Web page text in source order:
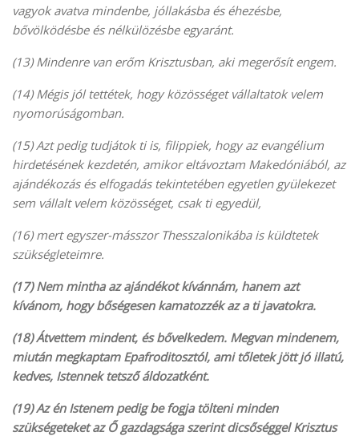
vagyok avatva mindenbe, jóllakásba és éhezésbe,
bővölködésbe és nélkülözésbe egyaránt.
(13) Mindenre van erőm Krisztusban, aki megerősít engem.
(14) Mégis jól tettétek, hogy közösséget vállaltatok velem
nyomorúságomban.
(15) Azt pedig tudjátok ti is, filippiek, hogy az evangélium
hirdetésének kezdetén, amikor eltávoztam Makedóniából, az
ajándékozás és elfogadás tekintetében egyetlen gyülekezet
sem vállalt velem közösséget, csak ti egyedül,
(16) mert egyszer-másszor Thesszalonikába is küldtetek
szükségleteimre.
(17) Nem mintha az ajándékot kívánnám, hanem azt
kívánom, hogy bőségesen kamatozzék az a ti javatokra.
(18) Átvettem mindent, és bővelkedem. Megvan mindenem,
miután megkaptam Epafroditosztól, ami tőletek jött jó illatú,
kedves, Istennek tetsző áldozatként.
(19) Az én Istenem pedig be fogja tölteni minden
szükségeteket az Ő gazdagsága szerint dicsőséggel Krisztus